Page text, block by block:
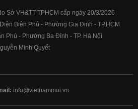
Sở VH&TT TPHCM cấp ngày 20/3/2026
Biên Phủ - Phường Gia Định - TP.HCM
Phú - Phường Ba Đình - TP. Hà Nội
Minh Quyết
info@vietnammoi.vn